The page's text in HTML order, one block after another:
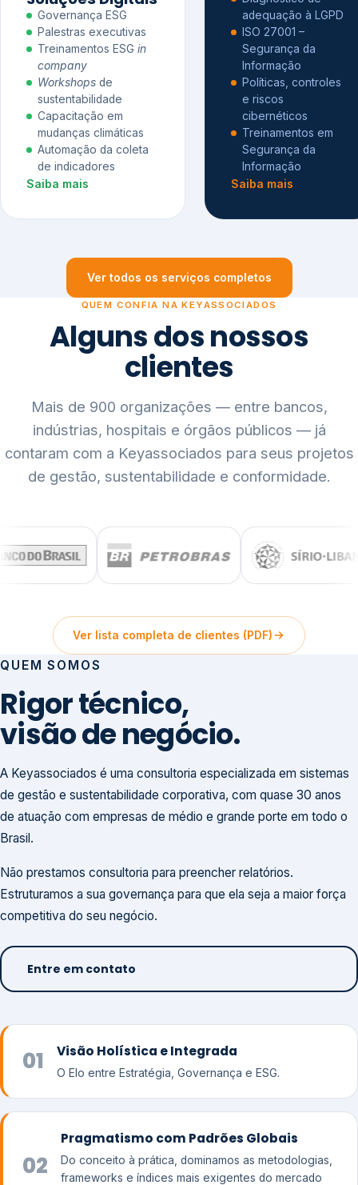
Governança ESG
Palestras executivas
Treinamentos ESG in
company
Workshops de
sustentabilidade
Capacitação em
mudanças climáticas
Automação da coleta
de indicadores
Saiba mais
adequação à LGPD
ISO 27001 –
Segurança da
Informação
Políticas, controles
e riscos
cibernéticos
Treinamentos em
Segurança da
Informação
Saiba mais
Ver todos os serviços completos
QUEM CONFIA NA KEYASSOCIADOS
Alguns dos nossos
clientes
Mais de 900 organizações — entre bancos,
indústrias, hospitais e órgãos públicos — já
contaram com a Keyassociados para seus projetos
de gestão, sustentabilidade e conformidade.
Ver lista completa de clientes (PDF)
QUEM SOMOS
Rigor técnico,
visão de negócio.
A Keyassociados é uma consultoria especializada em sistemas
de gestão e sustentabilidade corporativa, com quase 30 anos
de atuação com empresas de médio e grande porte em todo o
Brasil.
Não prestamos consultoria para preencher relatórios.
Estruturamos a sua governança para que ela seja a maior força
competitiva do seu negócio.
Entre em contato
01 Visão Holística e Integrada
O Elo entre Estratégia, Governança e ESG.
02
Pragmatismo com Padrões Globais
Do conceito à prática, dominamos as metodologias,
frameworks e índices mais exigentes do mercado